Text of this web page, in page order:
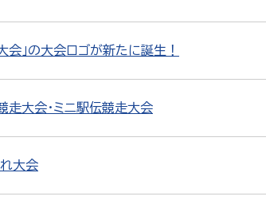
会」の大会ロゴが新たに誕生！
大会・ミニ駅伝競走大会
大会